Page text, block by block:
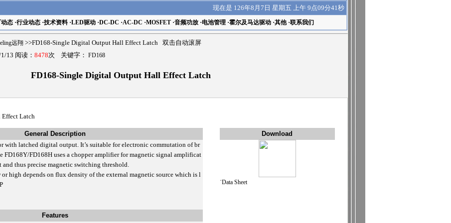
现在是 126年8月7日 星期五 上午 9点09分41秒
态·行业动态·技术资料·LED驱动·DC-DC ·AC-DC ·MOSFET·音频功放·电池管理·霍尔及马达驱动·其他·联系我们
远翔 >>FD168-Single Digital Output Hall Effect Latch 双击自动滚屏
13 阅读： 8478次 关键字： FD168
FD168-Single Digital Output Hall Effect Latch
Latch
General Description
Download
with latched digital output. It’s suitable for electronic commutation of br
FD168Y/FD168H uses a chopper amplifier for magnetic signal amplificat
thus precise magnetic switching threshold.
high depends on flux density of the external magnetic source which is l
˙Data Sheet
Features